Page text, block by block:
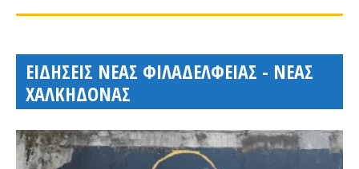
ΕΙΔΗΣΕΙΣ ΝΕΑΣ ΦΙΛΑΔΕΛΦΕΙΑΣ - ΝΕΑΣ
ΧΑΛΚΗΔΟΝΑΣ